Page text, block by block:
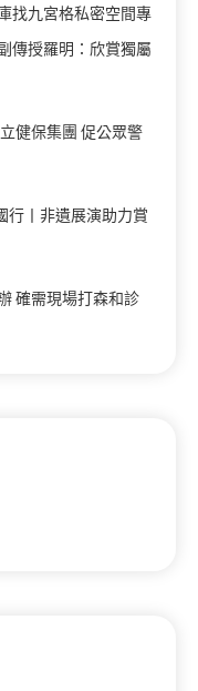
找九宮格私密空間專
傳授羅明：欣賞獨屬
健保集團 促公眾警
行丨非遺展演助力賞
確需現場打森和診